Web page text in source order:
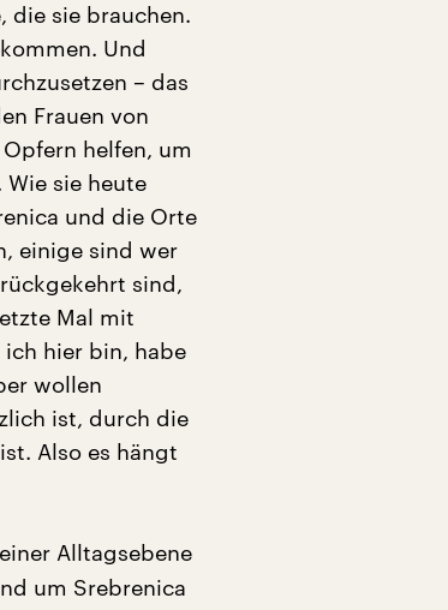
die sie brauchen.
Und
– das
Frauen von
helfen, um
sie heute
und die Orte
einige sind wer
sind,
Mal mit
hier bin, habe
wollen
ist, durch die
Also es hängt
Alltagsebene
um Srebrenica